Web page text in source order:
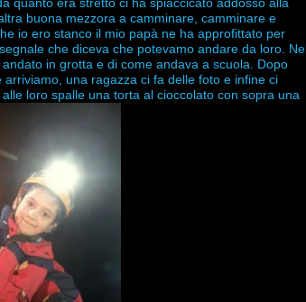
quanto era stretto ci ha spiaccicato addosso alla
buona mezzora a camminare, camminare e
io ero stanco il mio papà ne ha approfittato per
che diceva che potevamo andare da loro. Nel
in grotta e di come andava a scuola. Dopo
una ragazza ci fa delle foto e infine ci
loro spalle una torta al cioccolato con sopra una